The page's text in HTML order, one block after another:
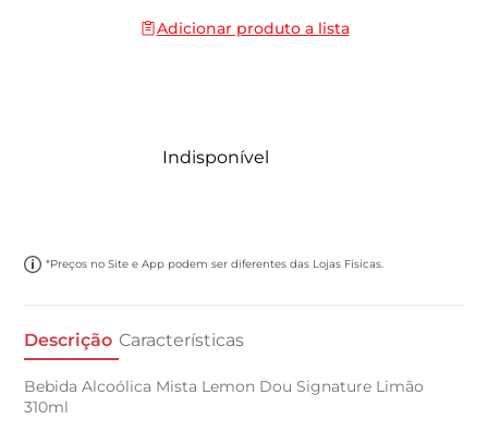
Adicionar produto a lista
Indisponível
*Preços no Site e App podem ser diferentes das Lojas Físicas.
Descrição Características
Bebida Alcoólica Mista Lemon Dou Signature Limão
310ml